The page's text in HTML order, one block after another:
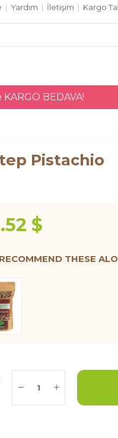
Yardım İletişim Kargo
KARGO BEDAVA!
Pistachio
$
THESE